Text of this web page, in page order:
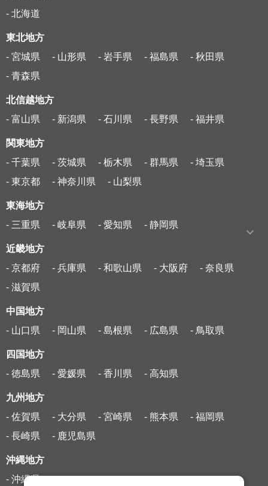
- 北海道
東北地方
- 宮城県
- 山形県 - 岩手県 - 福島県
- 秋田県
- 青森県
北信越地方
- 富山県
- 新潟県 - 石川県 - 長野県 - 福井県
関東地方
- 千葉県
- 茨城県 - 栃木県 - 群馬県
- 埼玉県
- 東京都
- 神奈川県 - 山梨県
東海地方
- 三重県
- 岐阜県 - 愛知県 - 静岡県
近畿地方
- 京都府
- 兵庫県 - 和歌山県 - 大阪府
- 奈良県
- 滋賀県
中国地方
- 山口県
- 岡山県 - 島根県 - 広島県 - 鳥取県
四国地方
- 徳島県
- 愛媛県 - 香川県 - 高知県
九州地方
- 佐賀県
- 大分県 - 宮崎県 - 熊本県
- 福岡県
- 長崎県
- 鹿児島県
沖縄地方
- 沖縄県